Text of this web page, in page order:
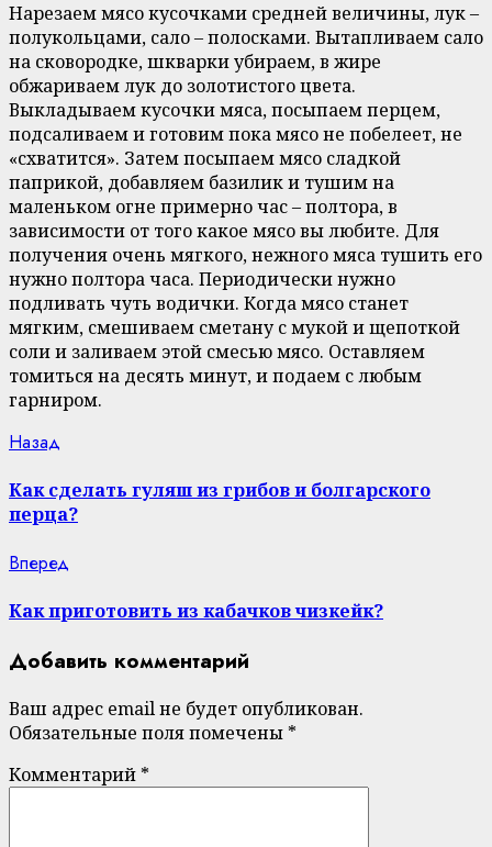
Нарезаем мясо кусочками средней величины, лук –
полукольцами, сало – полосками. Вытапливаем сало
на сковородке, шкварки убираем, в жире
обжариваем лук до золотистого цвета.
Выкладываем кусочки мяса, посыпаем перцем,
подсаливаем и готовим пока мясо не побелеет, не
«схватится». Затем посыпаем мясо сладкой
паприкой, добавляем базилик и тушим на
маленьком огне примерно час – полтора, в
зависимости от того какое мясо вы любите. Для
получения очень мягкого, нежного мяса тушить его
нужно полтора часа. Периодически нужно
подливать чуть водички. Когда мясо станет
мягким, смешиваем сметану с мукой и щепоткой
соли и заливаем этой смесью мясо. Оставляем
томиться на десять минут, и подаем с любым
гарниром.
Continue
Reading
Назад
Как сделать гуляш из грибов и болгарского
перца?
Вперед
Как приготовить из кабачков чизкейк?
Добавить комментарий
Ваш адрес email не будет опубликован.
Обязательные поля помечены *
Комментарий *